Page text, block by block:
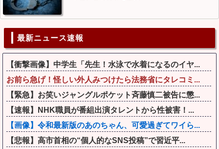
最新ニュース速報
【衝撃画像】中学生「先生！水泳で水着になるのイヤ...
お前ら急げ！怪しい外人みつけたら法務省にタレコミ...
【緊急】お笑いジャングルポケット斉藤慎二被告に懲...
【速報】NHK職員が番組出演タレントから性被害！...
【画像】令和最新版のあのちゃん、可愛過ぎてワイら...
【悲報】高市首相の“個人的なSNS投稿”で習近平...